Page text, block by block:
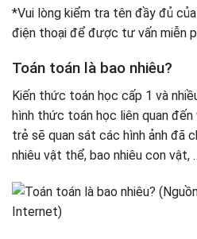
Bài tập 5
Bài tập 6
Bài tập 7
Bài tập 9
Bài tập 10
*Vui lòng kiểm tra tên đầy đủ
điện thoại để được tư vấn miễn
Toán toán là bao nhiêu?
Kiến thức toán học cấp 1 và
hình thức toán học liên quan
trẻ sẽ quan sát các hình ảnh đã
nhiêu vật thể, bao nhiêu con vật,